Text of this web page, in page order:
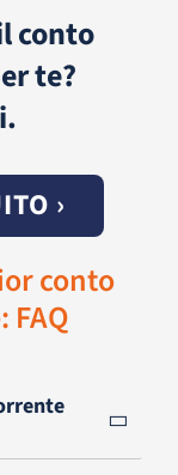
conto
te?
›
conto